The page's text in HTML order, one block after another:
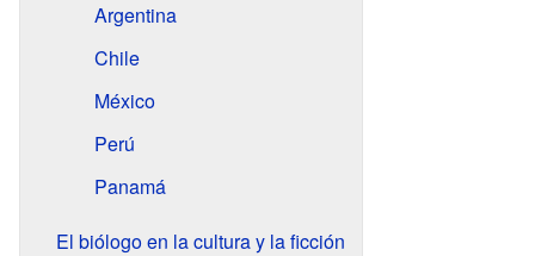
Argentina
Chile
México
Perú
Panamá
El biólogo en la cultura y la ficción